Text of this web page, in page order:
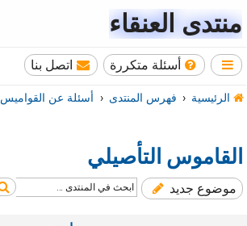
منتدى العنقاء
أسئلة متكررة اتصل بنا
الرئيسية فهرس المنتدى أسئلة عن القواميس
القاموس التأصيلي
موضوع جديد